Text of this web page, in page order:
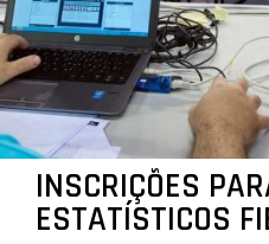
INSCRIÇÕES
ESTATÍSTICOS